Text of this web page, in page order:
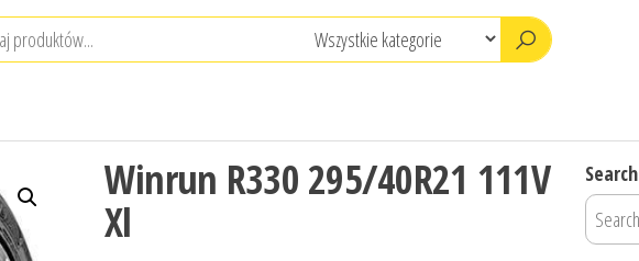
Winrun R330 295/40R21 111V
Xl
Search